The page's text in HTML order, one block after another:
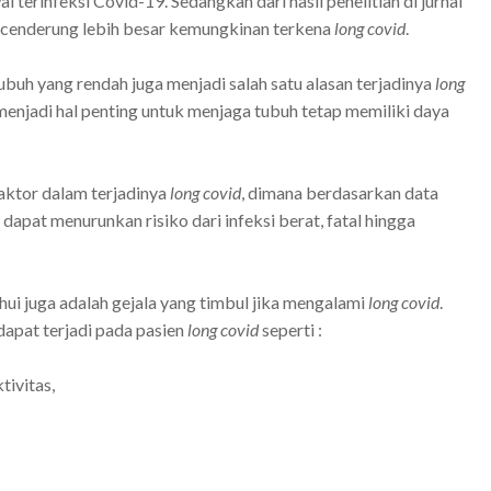
lebih besar kemungkinan terkena long covid.
yang rendah juga menjadi salah satu alasan terjadinya long
hal penting untuk menjaga tubuh tetap memiliki daya
dalam terjadinya long covid, dimana berdasarkan data
menurunkan risiko dari infeksi berat, fatal hingga
juga adalah gejala yang timbul jika mengalami long covid.
terjadi pada pasien long covidseperti :